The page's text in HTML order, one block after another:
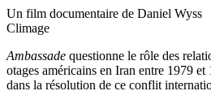
Un film documentaire de Daniel Wyss
Climage
Ambassade questionne le rôle des
otages américains en Iran entre 1979
dans la résolution de ce conflit